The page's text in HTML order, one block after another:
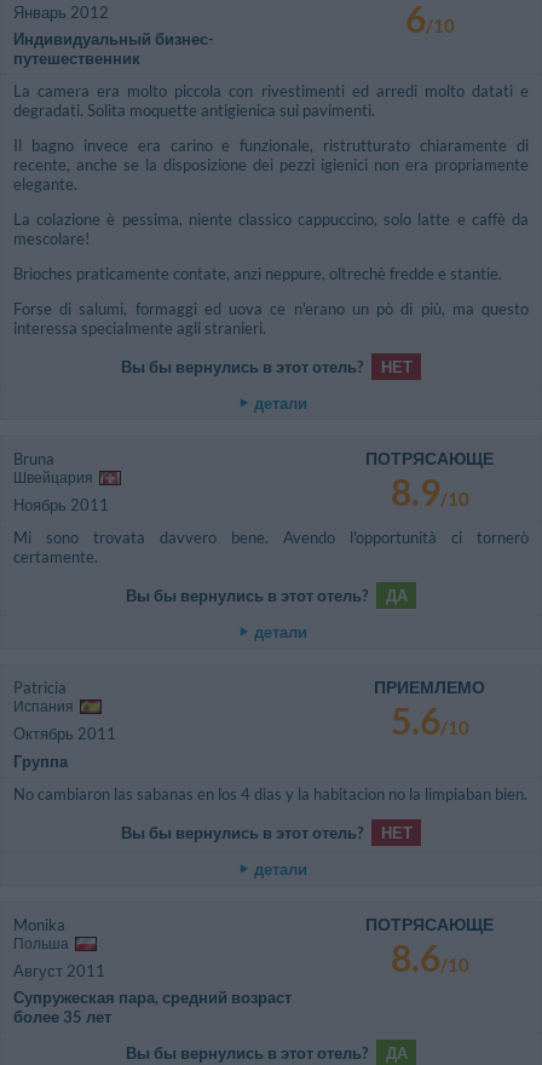
Январь 2012
Индивидуальный бизнес-
путешественник
6/10
La camera era molto piccola con rivestimenti ed arredi molto datati e
degradati. Solita moquette antigienica sui pavimenti.
Il bagno invece era carino e funzionale, ristrutturato chiaramente di
recente, anche se la disposizione dei pezzi igienici non era propriamente
elegante.
La colazione è pessima, niente classico cappuccino, solo latte e caffè da
mescolare!
Brioches praticamente contate, anzi neppure, oltrechè fredde e stantie.
Forse di salumi, formaggi ed uova ce n'erano un pò di più, ma questo
interessa specialmente agli stranieri.
Вы бы вернулись в этот отель?
НЕТ
детали
Bruna
Швейцария
Ноябрь 2011
ПОТРЯСАЮЩЕ
8.9/10
Mi sono trovata davvero bene. Avendo l'opportunità ci tornerò
certamente.
Вы бы вернулись в этот отель?
ДА
детали
Patricia
Испания
Октябрь 2011
Группа
ПРИЕМЛЕМО
5.6/10
No cambiaron las sabanas en los 4 dias y la habitacion no la limpiaban bien.
Вы бы вернулись в этот отель?
НЕТ
детали
Monika
Польша
Август 2011
Супружеская пара, средний возраст
более 35 лет
ПОТРЯСАЮЩЕ
8.6/10
Вы бы вернулись в этот отель?
ДА